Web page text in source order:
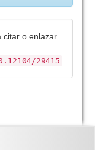
citar o enlazar
29415